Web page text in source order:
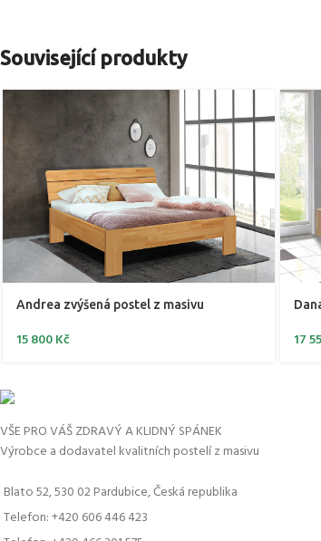
Související produkty
Andrea zvýšená postel z masivu
15 800Kč 17
VŠE PRO VÁŠ ZDRAVÝ A KLIDNÝ SPÁNEK
Výrobce a dodavatel kvalitních postelí z masivu
Blato 52, 530 02 Pardubice, Česká republika
Telefon: +420 606 446 423